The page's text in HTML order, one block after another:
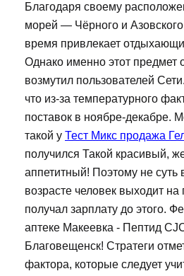
Благодаря своему
морей — Чёрного и
время привлекает
Однако именно этот предмет
возмутил пользователей
что из-за температурного
поставок в ноябре-декабре.
такой у Тест Микс продажа
получился Такой красивый,
аппетитный! Поэтому не суть
возрасте человек выходит
получал зарплату до этого.
аптеке Макеевка - Пептид
Благовещенск! Стратеги
фактора, которые следует